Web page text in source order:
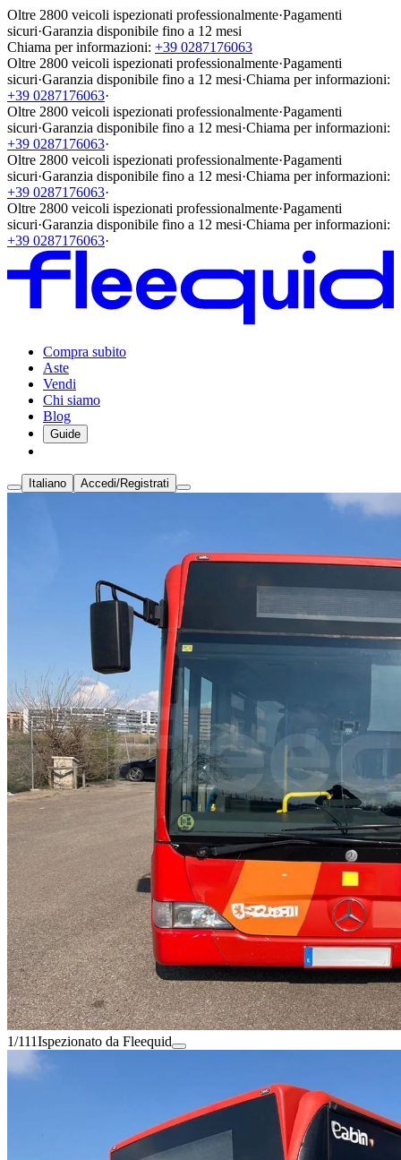
Oltre 2800 veicoli ispezionati professionalmente·Pagamenti
sicuri·Garanzia disponibile fino a 12 mesi
Chiama per informazioni: +39 0287176063
Oltre 2800 veicoli ispezionati professionalmente·Pagamenti
sicuri·Garanzia disponibile fino a 12 mesi·Chiama per informazioni:
+39 0287176063·
Oltre 2800 veicoli ispezionati professionalmente·Pagamenti
sicuri·Garanzia disponibile fino a 12 mesi·Chiama per informazioni:
+39 0287176063·
Oltre 2800 veicoli ispezionati professionalmente·Pagamenti
sicuri·Garanzia disponibile fino a 12 mesi·Chiama per informazioni:
+39 0287176063·
Oltre 2800 veicoli ispezionati professionalmente·Pagamenti
sicuri·Garanzia disponibile fino a 12 mesi·Chiama per informazioni:
+39 0287176063·
Compra subito
Aste
Vendi
Chi siamo
Blog
Guide
Italiano Accedi/Registrati
1/111Ispezionato da Fleequid